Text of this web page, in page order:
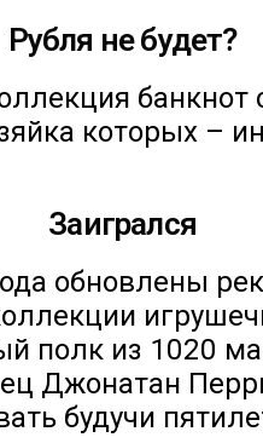
Рубля не будет?
банкнот
которых –
Заигрался
обновлены
полк из 1020
Джонатан
будучи